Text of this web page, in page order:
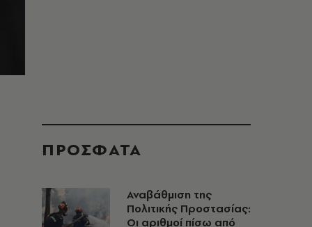
ΠΡΟΣΦΑΤΑ
Αναβάθμιση της
Πολιτικής Προστασίας:
Οι αριθμοί πίσω από